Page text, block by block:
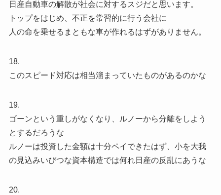
日産自動車の解散が社会に対するスジだと思います。
トップをはじめ、不正を常習的に行う会社に
人の命を乗せるまともな車が作れるはずがありません。
18.
このスピード対応は相当溜まっていたものがあるのかな
19.
ゴーンという重しがなくなり、ルノーから分離をしよう
とするだろうな
ルノーは投資した金額は十分ペイできたはず、小を大我
の見込みいびつな資本構造では何れ日産の反乱にあうな
20.